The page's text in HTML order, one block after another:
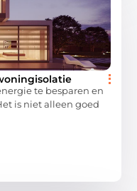
te besparen en
is niet alleen goed